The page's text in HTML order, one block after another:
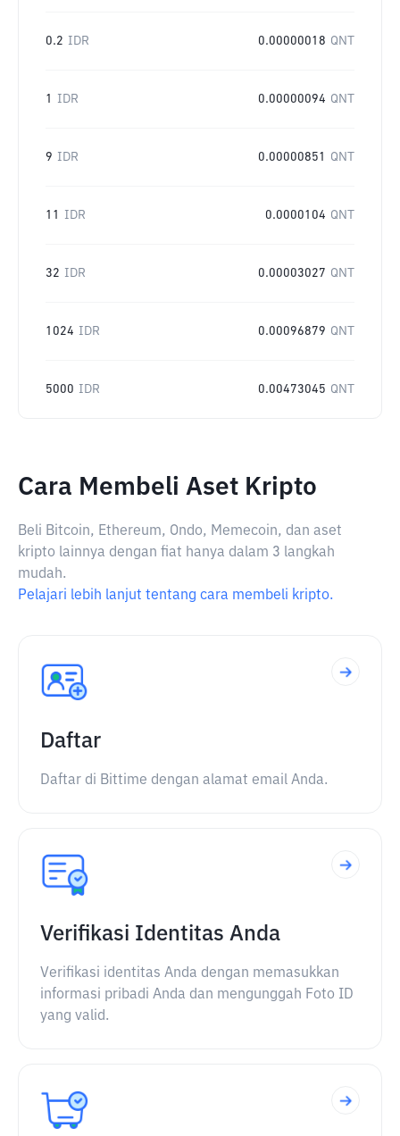
0.2 IDR 0.00000018 QNT
1 IDR 0.00000094 QNT
9 IDR 0.00000851 QNT
11 IDR 0.0000104 QNT
32 IDR 0.00003027 QNT
1024 IDR 0.00096879 QNT
5000 IDR 0.00473045 QNT
Cara Membeli Aset Kripto
Beli Bitcoin, Ethereum, Ondo, Memecoin, dan aset
kripto lainnya dengan fiat hanya dalam 3 langkah
mudah.
Pelajari lebih lanjut tentang cara membeli kripto.
Daftar
Daftar di Bittime dengan alamat email Anda.
Verifikasi Identitas Anda
Verifikasi identitas Anda dengan memasukkan
informasi pribadi Anda dan mengunggah Foto ID
yang valid.